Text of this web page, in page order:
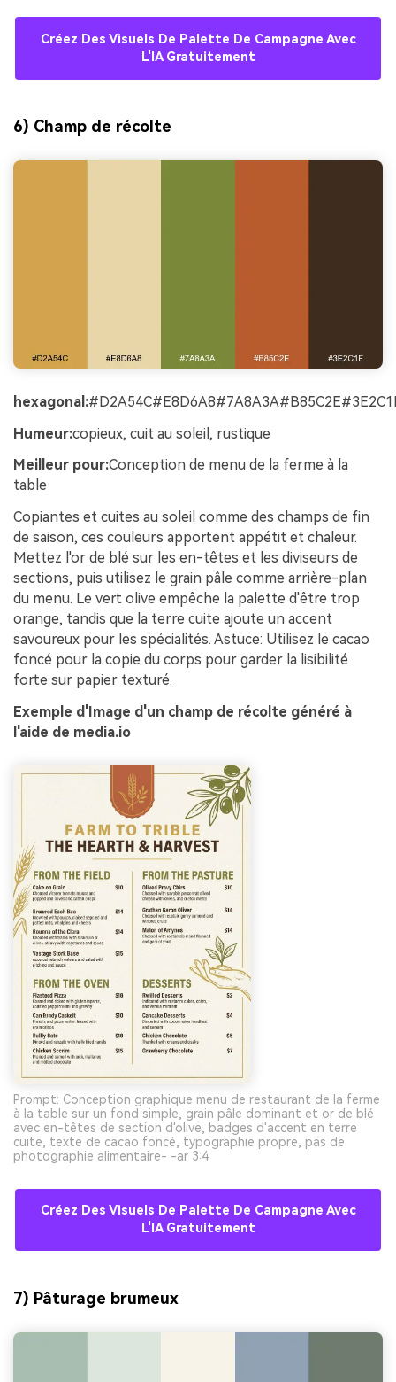
Créez Des Visuels De Palette De Campagne Avec
L'IA Gratuitement
6) Champ de récolte
hexagonal:
Humeur:copieux, cuit au soleil, rustique
Meilleur pour:Conception de menu de la ferme à la
table
Copiantes et cuites au soleil comme des champs de fin
de saison, ces couleurs apportent appétit et chaleur.
Mettez l'or de blé sur les en-têtes et les diviseurs de
sections, puis utilisez le grain pâle comme arrière-plan
du menu. Le vert olive empêche la palette d'être trop
orange, tandis que la terre cuite ajoute un accent
savoureux pour les spécialités. Astuce: Utilisez le cacao
foncé pour la copie du corps pour garder la lisibilité
forte sur papier texturé.
Exemple d'Image d'un champ de récolte généré à
l'aide de media.io
Prompt: Conception graphique menu de restaurant de la ferme
à la table sur un fond simple, grain pâle dominant et or de blé
avec en-têtes de section d'olive, badges d'accent en terre
cuite, texte de cacao foncé, typographie propre, pas de
photographie alimentaire- -ar 3:4
Créez Des Visuels De Palette De Campagne Avec
L'IA Gratuitement
7) Pâturage brumeux